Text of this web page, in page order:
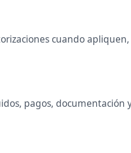
cuando
pagos,